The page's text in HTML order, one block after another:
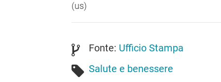
(us)
Fonte: Ufficio Stampa
Salute e benessere